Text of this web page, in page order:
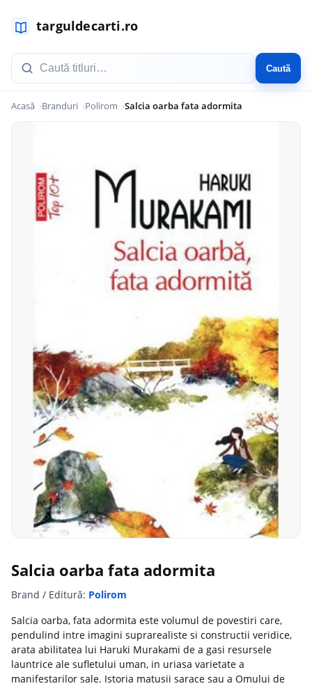
Caută
Acasă Branduri Polirom Salcia oarba fata adormita
Salcia oarba fata adormita
Brand / Editură: Polirom
Salcia oarba, fata adormita este volumul de povestiri care,
pendulind intre imagini suprarealiste si constructii veridice,
arata abilitatea lui Haruki Murakami de a gasi resursele
launtrice ale sufletului uman, in uriasa varietate a
manifestarilor sale. Istoria matusii sarace sau a Omului de